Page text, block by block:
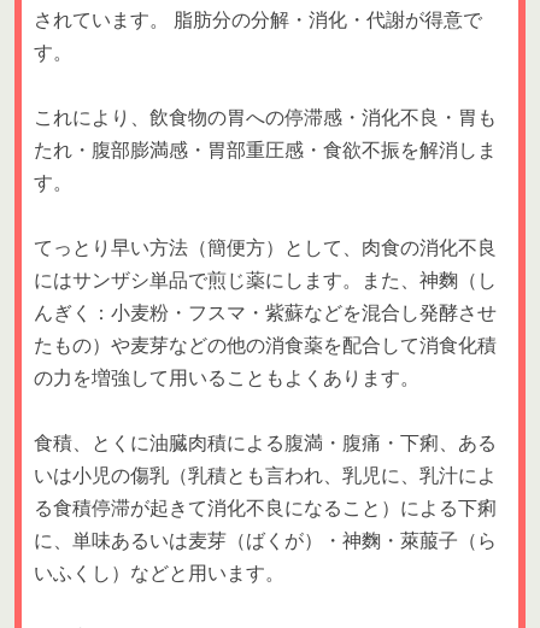
されています。 脂肪分の分解・消化・代謝が得意で
す。
これにより、飲食物の胃への停滞感・消化不良・胃も
たれ・腹部膨満感・胃部重圧感・食欲不振を解消しま
す。
てっとり早い方法（簡便方）として、肉食の消化不良
にはサンザシ単品で煎じ薬にします。また、神麴（し
んぎく：小麦粉・フスマ・紫蘇などを混合し発酵させ
たもの）や麦芽などの他の消食薬を配合して消食化積
の力を増強して用いることもよくあります。
食積、とくに油臓肉積による腹満・腹痛・下痢、ある
いは小児の傷乳（乳積とも言われ、乳児に、乳汁によ
る食積停滞が起きて消化不良になること）による下痢
に、単味あるいは麦芽（ばくが）・神麴・萊菔子（ら
いふくし）などと用います。